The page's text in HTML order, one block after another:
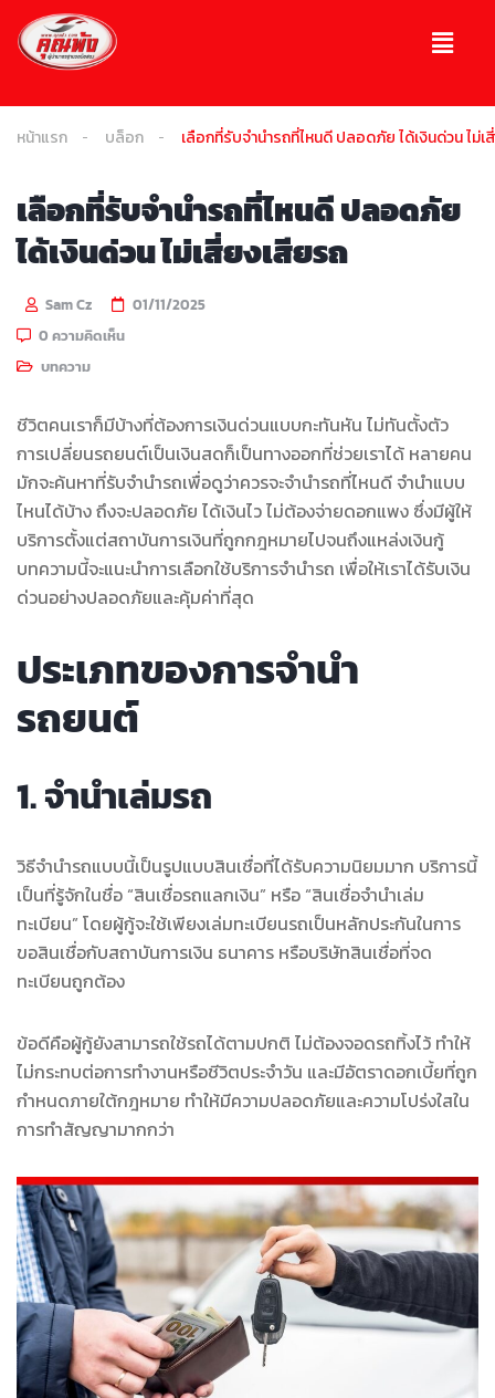
หน้าแรก บล็อก เลือกที่รับจำนำรถที่ไหนดี ปลอดภัย ได้เงินด่วน ไม่
เลือกที่รับจำนำรถที่ไหนดี ปลอดภัย
ได้เงินด่วน ไม่เสี่ยงเสียรถ
Sam Cz
01/11/2025
0 ความคิดเห็น
บทความ
ชีวิตคนเราก็มีบ้างที่ต้องการเงินด่วนแบบกะทันหัน ไม่ทันตั้งตัว
การเปลี่ยนรถยนต์เป็นเงินสดก็เป็นทางออกที่ช่วยเราได้ หลายคน
มักจะค้นหาที่รับจำนำรถเพื่อดูว่าควรจะจำนำรถที่ไหนดี จำนำแบบ
ไหนได้บ้าง ถึงจะปลอดภัย ได้เงินไว ไม่ต้องจ่ายดอกแพง ซึ่งมีผู้ให้
บริการตั้งแต่สถาบันการเงินที่ถูกกฎหมายไปจนถึงแหล่งเงินกู้
บทความนี้จะแนะนำการเลือกใช้บริการจำนำรถ เพื่อให้เราได้รับเงิน
ด่วนอย่างปลอดภัยและคุ้มค่าที่สุด
ประเภทของการจำนำ
รถยนต์
1. จำนำเล่มรถ
วิธีจำนำรถแบบนี้เป็นรูปแบบสินเชื่อที่ได้รับความนิยมมาก บริการนี้
เป็นที่รู้จักในชื่อ “สินเชื่อรถแลกเงิน” หรือ “สินเชื่อจำนำเล่ม
ทะเบียน” โดยผู้กู้จะใช้เพียงเล่มทะเบียนรถเป็นหลักประกันในการ
ขอสินเชื่อกับสถาบันการเงิน ธนาคาร หรือบริษัทสินเชื่อที่จด
ทะเบียนถูกต้อง
ข้อดีคือผู้กู้ยังสามารถใช้รถได้ตามปกติ ไม่ต้องจอดรถทิ้งไว้ ทำให้
ไม่กระทบต่อการทำงานหรือชีวิตประจำวัน และมีอัตราดอกเบี้ยที่ถูก
กำหนดภายใต้กฎหมาย ทำให้มีความปลอดภัยและความโปร่งใสใน
การทำสัญญามากกว่า